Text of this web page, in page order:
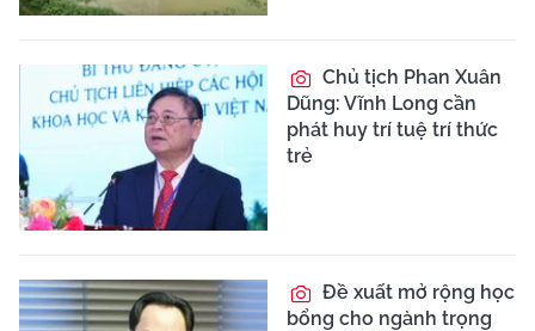
Chủ tịch Phan Xuân
Dũng: Vĩnh Long cần
phát huy trí tuệ trí thức
trẻ
Đề xuất mở rộng học
bổng cho ngành trọng